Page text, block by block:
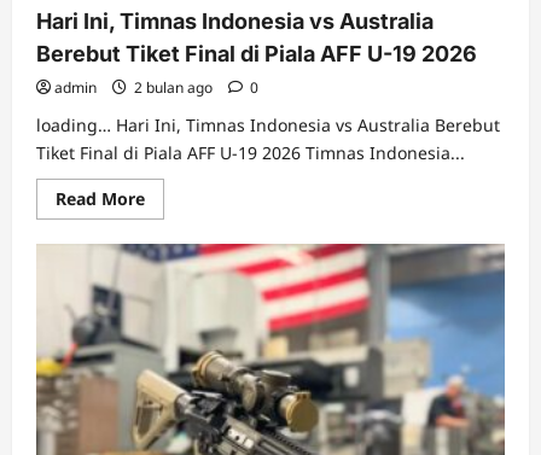
Hari Ini, Timnas Indonesia vs Australia
Berebut Tiket Final di Piala AFF U-19 2026
admin 2 bulan ago 0
loading… Hari Ini, Timnas Indonesia vs Australia Berebut
Tiket Final di Piala AFF U-19 2026 Timnas Indonesia...
Read MoreRead
more
Hari
Ini,
Timnas
Indonesia
Australia
Berebut
Tiket
Final
di
Piala
AFF